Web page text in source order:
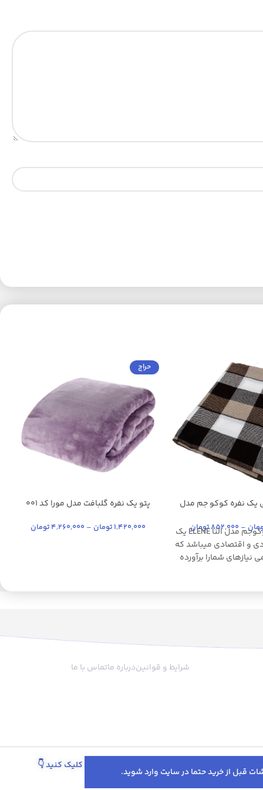
صورتی
+4
یک نفره کوکو جم مدل
–
852,000تومان پتو سفری کوکوجم مدل النا ELENE یک
و اقتصادی میباشد که
نیازهای شمارا برآورده
شما میباشد
حراج
بژ بنفش
بنفش روشن
خاکستری+12
پتو یک نفره گلبافت مدل مورا کد 001
1,420,000تومان –
4,260,000 تومان
شرایط و قوانیندرباره ماتماس با ما
پیگیری سفارش از طریق واتساپ کلیک کنید👇